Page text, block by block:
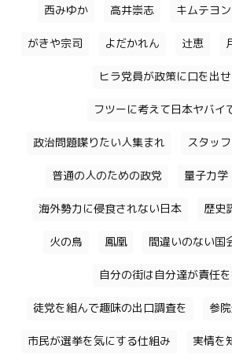
西みゆか 高井崇志 キムテヨン
がきや宗司 よだかれん 辻恵
ヒラ党員が政策に口を出
フツーに考えて日本ヤバイ
政治問題喋りたい人集まれ スタッ
普通の人のための政党 量子力学
海外勢力に侵食されない日本 歴史
火の鳥 鳳凰 間違いのない国
自分の街は自分達が責任
徒党を組んで趣味の出口調査を 参
市民が選挙を気にする仕組み 実情を